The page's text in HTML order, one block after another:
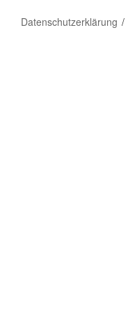
Datenschutzerklärung